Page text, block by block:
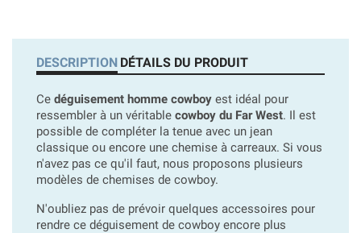
DESCRIPTION DÉTAILS DU PRODUIT
Ce déguisement homme cowboy est idéal pour
ressembler à un véritable cowboy du Far West. Il est
possible de compléter la tenue avec un jean
classique ou encore une chemise à carreaux. Si vous
n'avez pas ce qu'il faut, nous proposons plusieurs
modèles de chemises de cowboy.
N'oubliez pas de prévoir quelques accessoires pour
rendre ce déguisement de cowboy encore plus